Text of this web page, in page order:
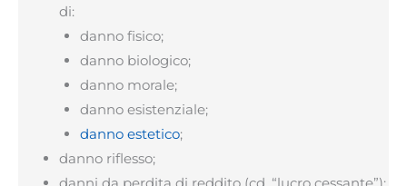
di:
danno fisico;
danno biologico;
danno morale;
danno esistenziale;
danno estetico;
danno riflesso;